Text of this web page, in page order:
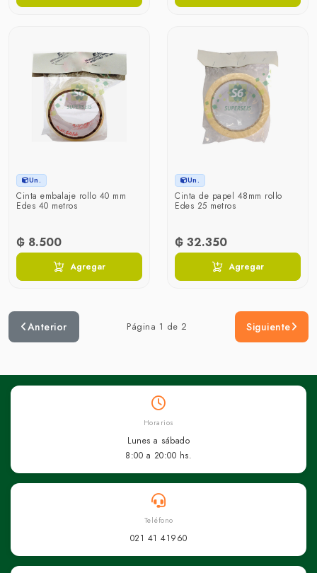
Un.
Cinta embalaje rollo 40 mm
Edes 40 metros
₲ 8.500
Agregar
Un.
Cinta de papel 48mm rollo
Edes 25 metros
₲ 32.350
Agregar
Anterior Página 1 de 2 Siguiente
Horarios
Lunes a sábado
8:00 a 20:00 hs.
Teléfono
021 41 41960